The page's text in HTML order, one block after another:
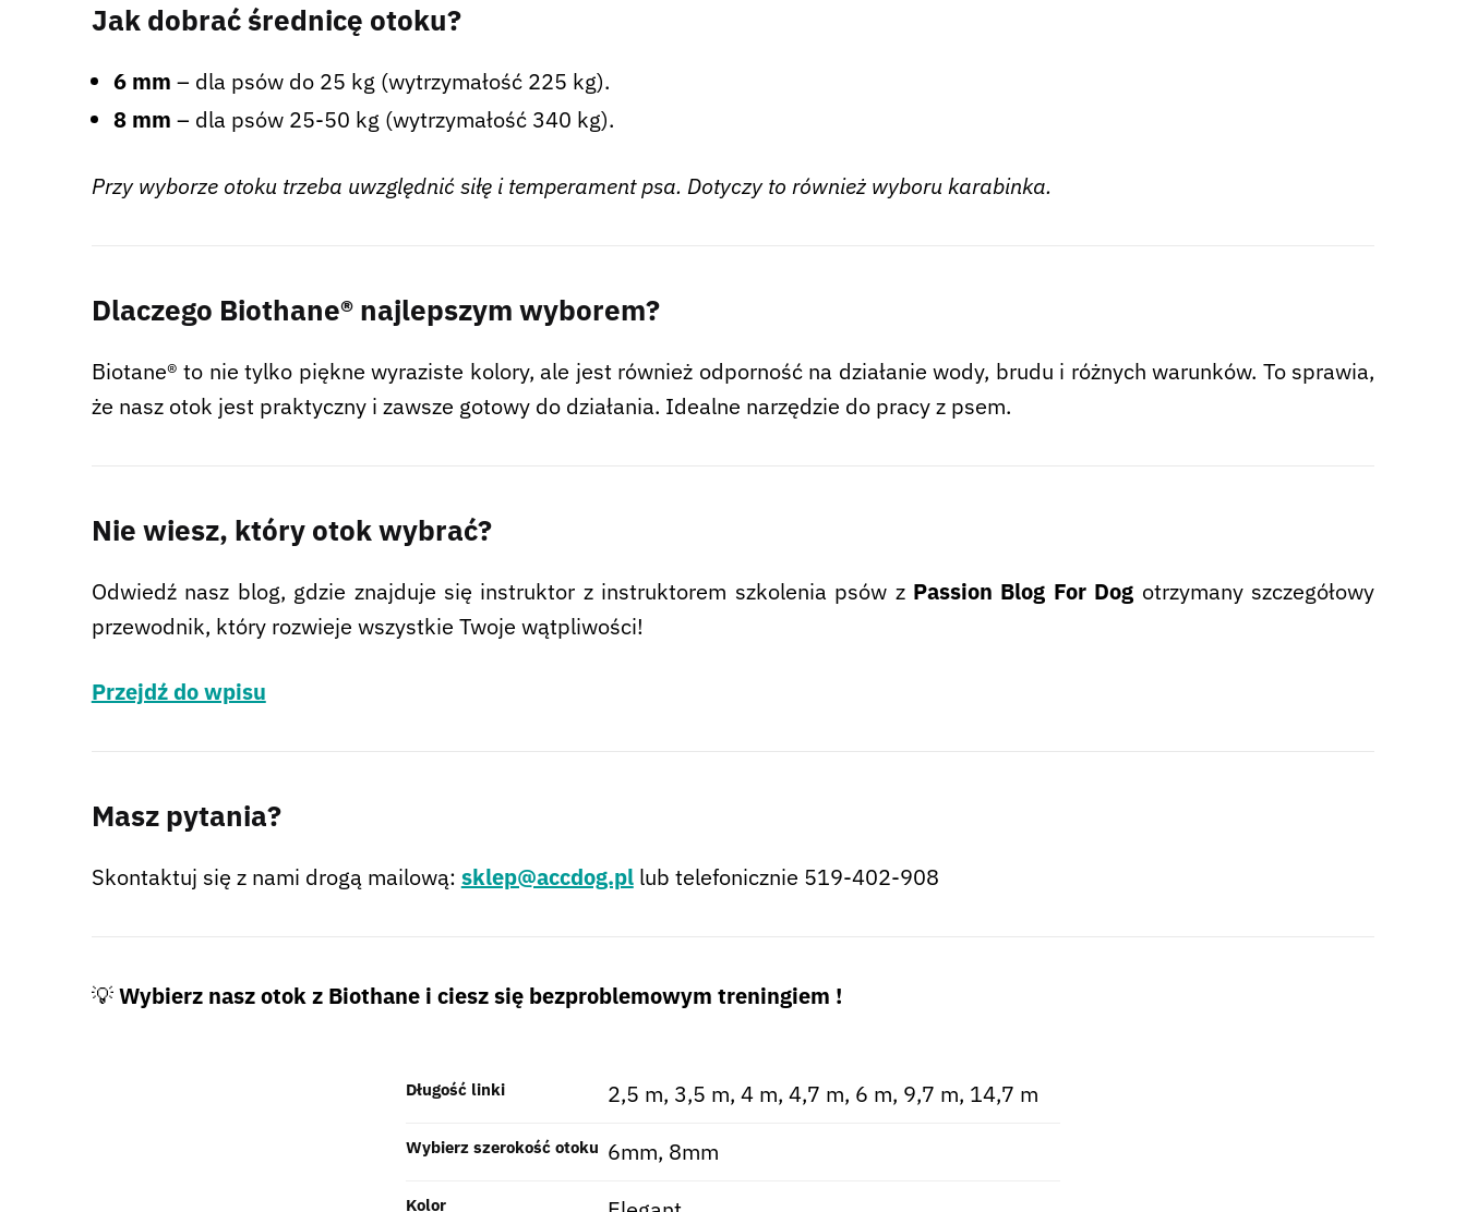
Jak dobrać średnicę otoku?
6 mm – dla psów do 25 kg (wytrzymałość 225 kg).
8 mm – dla psów 25-50 kg (wytrzymałość 340 kg).
Przy wyborze otoku trzeba uwzględnić siłę i temperament psa. Dotyczy to również wyboru karabinka.
Dlaczego Biothane® najlepszym wyborem?
Biotane® to nie tylko piękne wyraziste kolory, ale jest również odporność na działanie wody, brudu i różnych warunków. To sprawia,
że ​​nasz otok jest praktyczny i zawsze gotowy do działania. Idealne narzędzie do pracy z psem.
Nie wiesz, który otok wybrać?
Odwiedź nasz blog, gdzie znajduje się instruktor z instruktorem szkolenia psów z Passion Blog For Dog otrzymany szczegółowy
przewodnik, który rozwieje wszystkie Twoje wątpliwości!
Przejdź do wpisu
Masz pytania?
Skontaktuj się z nami drogą mailową: sklep@accdog.pllub telefonicznie 519-402-908
💡Wybierz nasz otok z Biothane i ciesz się bezproblemowym treningiem !
Długość linki 2,5 m, 3,5 m, 4 m, 4,7 m, 6 m, 9,7 m, 14,7 m
Wybierz szerokość otoku 6mm, 8mm
Kolor